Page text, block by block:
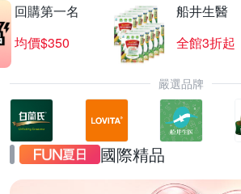
回購第一名
均價$350
船井生醫
全館3折起
嚴選品牌
國際精品